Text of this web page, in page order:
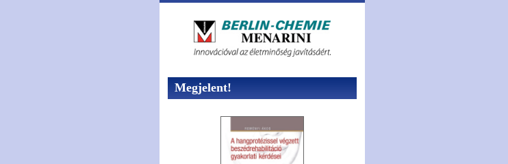
Megjelent!